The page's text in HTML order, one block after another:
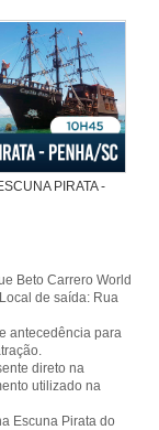
PIRATA -
de Penha y
Beto Carrero World
de saída: Rua
antecedência para
direto na
utilizado na
Escuna Pirata do